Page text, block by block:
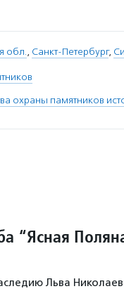
обл., Санкт-Петербург,
охраны памятников
“Ясная
Льва